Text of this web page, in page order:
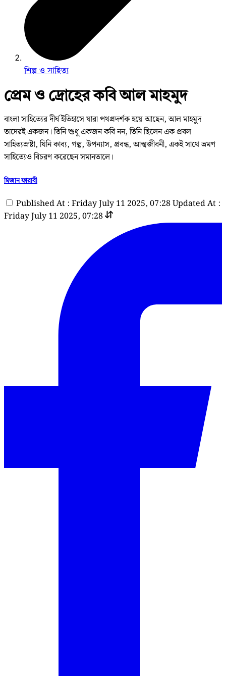
শিল্প ও সাহিত্য
প্রেম ও দ্রোহের কবি আল মাহমুদ
বাংলা সাহিত্যের দীর্ঘ ইতিহাসে যারা পথপ্রদর্শক হয়ে আছেন, আল মাহমুদ
তাদেরই একজন। তিনি শুধু একজন কবি নন, তিনি ছিলেন এক প্রবল
সাহিত্যস্রষ্টা, যিনি কাব্য, গল্প, উপন্যাস, প্রবন্ধ, আত্মজীবনী, একই সাথে ভ্রমণ
সাহিত্যেও বিচরণ করেছেন সমানতালে।
মিজান ফারাবী
Published At : Friday July 11 2025, 07:28Updated At :
Friday July 11 2025, 07:28